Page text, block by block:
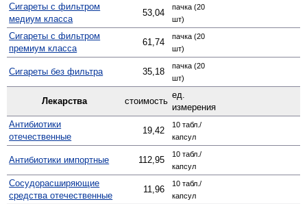
Сигареты с фильтром
медиум класса
53,04
пачка (20
шт)
Сигареты с фильтром
премиум класса
61,74
пачка (20
шт)
Сигареты без фильтра 35,18
пачка (20
шт)
Лекарства стоимость
ед.
измерения
Антибиотики
отечественные
19,42
10 табл./
капсул
Антибиотики импортные 112,95
10 табл./
капсул
Сосудо­расширяющие
средства отечественные
11,96
10 табл./
капсул